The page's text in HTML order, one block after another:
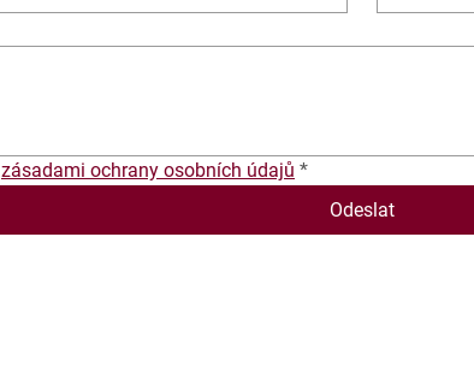
zásadami ochrany osobních údajů *
Odeslat